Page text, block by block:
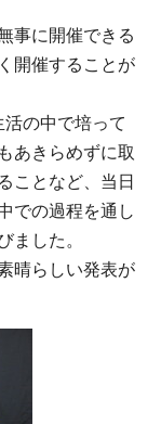
事に開催できる
開催することが
の中で培って
あきらめずに取
ことなど、当日
での過程を通し
ました。
晴らしい発表が